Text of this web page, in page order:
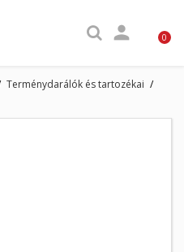
 0
Terménydarálók és tartozékai